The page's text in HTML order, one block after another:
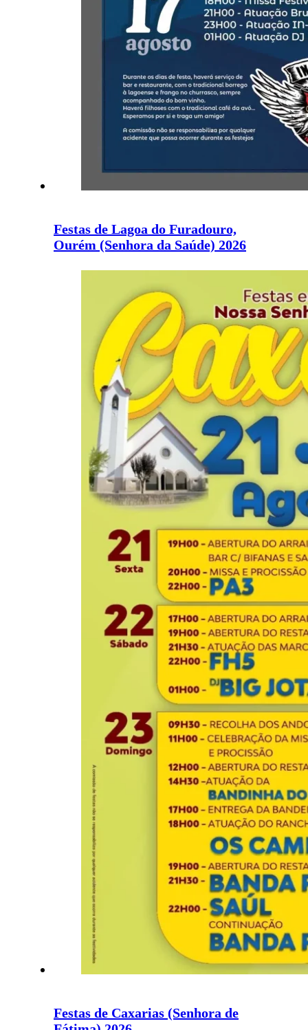
Festas de Lagoa do Furadouro,
Ourém (Senhora da Saúde) 2026
Festas de Caxarias (Senhora de